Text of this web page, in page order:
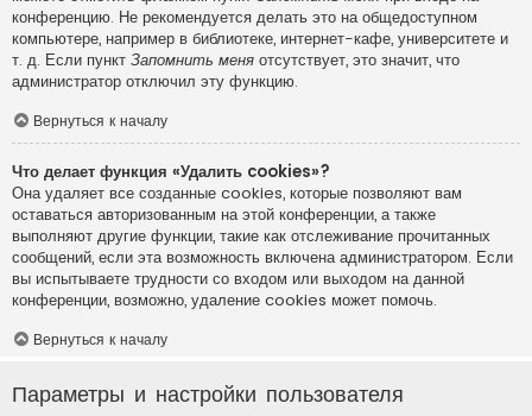
конференцию. Не рекомендуется делать это на общедоступном
компьютере, например в библиотеке, интернет-кафе, университете и
т. д. Если пункт Запомнить меня отсутствует, это значит, что
администратор отключил эту функцию.
Вернуться к началу
Что делает функция «Удалить cookies»?
Она удаляет все созданные cookies, которые позволяют вам
оставаться авторизованным на этой конференции, а также
выполняют другие функции, такие как отслеживание прочитанных
сообщений, если эта возможность включена администратором. Если
вы испытываете трудности со входом или выходом на данной
конференции, возможно, удаление cookies может помочь.
Вернуться к началу
Параметры и настройки пользователя